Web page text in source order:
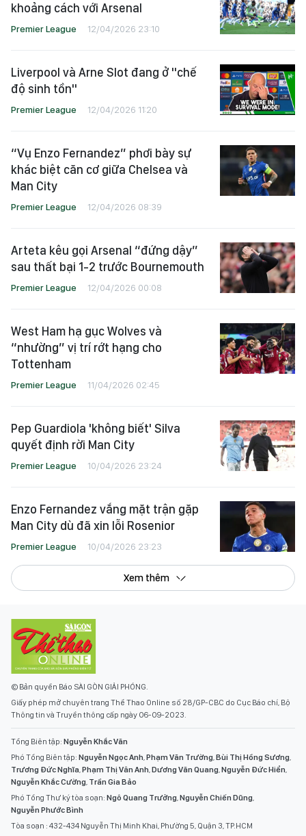
khoảng cách với Arsenal
Premier League 12/04/2026 23:10
Liverpool và Arne Slot đang ở "chế
độ sinh tồn"
Premier League 12/04/2026 11:20
“Vụ Enzo Fernandez” phơi bày sự
khác biệt căn cơ giữa Chelsea và
Man City
Premier League 12/04/2026 08:39
Arteta kêu gọi Arsenal “đứng dậy”
sau thất bại 1-2 trước Bournemouth
Premier League 12/04/2026 00:08
West Ham hạ gục Wolves và
“nhường” vị trí rớt hạng cho
Tottenham
Premier League 11/04/2026 02:45
Pep Guardiola 'không biết' Silva
quyết định rời Man City
Premier League 10/04/2026 23:24
Enzo Fernandez vắng mặt trận gặp
Man City dù đã xin lỗi Rosenior
Premier League 10/04/2026 23:23
Xem thêm
© Bản quyền Báo SÀI GÒN GIẢI PHÓNG.
Giấy phép mở chuyên trang Thể Thao Online số 28/GP-CBC do Cục Báo chí, Bộ
Thông tin và Truyền thông cấp ngày 06-09-2023.
Tổng Biên tập: Nguyễn Khắc Văn
Phó Tổng Biên tập: Nguyễn Ngọc Anh,Phạm Văn Trường,Bùi Thị Hồng Sương,
Trương Đức Nghĩa,Phạm Thị Vân Anh,Dương Văn Quang,Nguyễn Đức Hiển,
Nguyễn Khắc Cường, Trần Gia Bảo
Phó Tổng Thư ký tòa soạn: Ngô Quang Trưởng,Nguyễn Chiến Dũng,
Nguyễn Phước Bình
Tòa soạn : 432-434 Nguyễn Thị Minh Khai, Phường 5, Quận 3, TP.HCM